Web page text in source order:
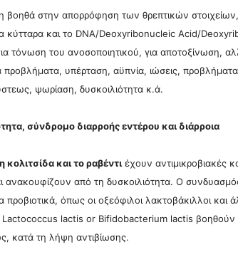
βοηθά στην απορρόφηση των θρεπτικών στοιχείων,
κύτταρα και το DNA/Deoxyribonucleic Acid/
τόνωση του ανοσοποιητικού, για αποτοξίνωση,
προβλήματα, υπέρταση, αϋπνία, ιώσεις,
ψωρίαση, δυσκοιλιότητα κ.ά.
σύνδρομο διαρροής εντέρου και διάρροια
κολιτσίδα και το ραβέντι έχουν αντιμικροβιακές
ανακουφίζουν από τη δυσκοιλιότητα. Ο
όπως οι οξεόφιλοι λακτοβάκιλλοι
Lactococcus lactis or Bifidobacterium lactis βοηθούν
κατά τη λήψη αντιβίωσης.